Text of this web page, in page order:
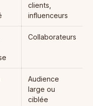
clients,
influenceurs
Collaborateurs
Audience
large ou
ciblée